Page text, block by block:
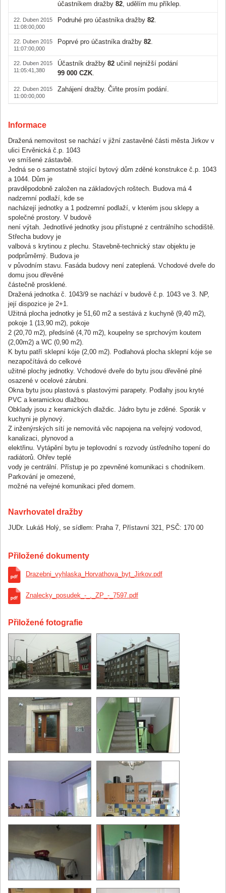
účastníkem dražby 82 , udělím mu příklep.
22. Duben 2015
11:08:00,000
Podruhé pro účastníka dražby 82
22. Duben 2015
11:07:00,000
Poprvé pro účastníka dražby 82
22. Duben 2015
11:05:41,380
Účastník dražby 82 učinil nejnižší podání
99 000 CZK
22. Duben 2015
11:00:00,000
Zahájení dražby. Čiňte prosím podání.
Informace
Dražená nemovitost se nachází v jižní zastavěné části města Jirkov v
ulici Ervěnická č.p. 1043
ve smíšené zástavbě.
Jedná se o samostatně stojící bytový dům zděné konstrukce č.p. 1043
a 1044. Dům je
pravděpodobně založen na základových roštech. Budova má 4
nadzemní podlaží, kde se
nacházejí jednotky a 1 podzemní podlaží, v kterém jsou sklepy a
společné prostory. V budově
není výtah. Jednotlivé jednotky jsou přístupné z centrálního schodiště.
Střecha budovy je
valbová s krytinou z plechu. Stavebně-technický stav objektu je
podprůměrný. Budova je
v původním stavu. Fasáda budovy není zateplená. Vchodové dveře do
domu jsou dřevěné
částečně prosklené.
Dražená jednotka č. 1043/9 se nachází v budově č.p. 1043 ve 3. NP,
její dispozice je 2+1.
Užitná plocha jednotky je 51,60 m2 a sestává z kuchyně (9,40 m2),
pokoje 1 (13,90 m2), pokoje
2 (20,70 m2), předsíně (4,70 m2), koupelny se sprchovým koutem
(2,00m2) a WC (0,90 m2).
K bytu patří sklepní kóje (2,00 m2). Podlahová plocha sklepní kóje se
nezapočítává do celkové
užitné plochy jednotky. Vchodové dveře do bytu jsou dřevěné plné
osazené v ocelové zárubni.
Okna bytu jsou plastová s plastovými parapety. Podlahy jsou kryté
PVC a keramickou dlažbou.
Obklady jsou z keramických dlaždic. Jádro bytu je zděné. Sporák v
kuchyni je plynový.
Z inženýrských sítí je nemovitá věc napojena na veřejný vodovod,
kanalizaci, plynovod a
elektřinu. Vytápění bytu je teplovodní s rozvody ústředního topení do
radiátorů. Ohřev teplé
vody je centrální. Přístup je po zpevněné komunikaci s chodníkem.
Parkování je omezené,
možné na veřejné komunikaci před domem.
Navrhovatel dražby
JUDr. Lukáš Holý, se sídlem: Praha 7, Přístavní 321, PSČ: 170 00
Přiložené dokumenty
Drazebni_vyhlaska_Horvathova_byt_Jirkov.pdf
Znalecky_posudek_-_._ZP_-_7597.pdf
Přiložené fotografie